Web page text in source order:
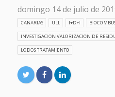
domingo 14 de julio de
CANARIAS ULL I+D+I
INVESTIGACION VALORIZACION DE
LODOS TRATAMIENTO